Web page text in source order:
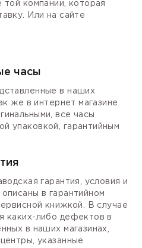
компании, которая
Или на сайте
часы
в наших
же в интернет магазине
все часы
упаковкой, гарантийным
гарантия, условия и
в гарантийном
книжкой. В случае
каких-либо дефектов в
в наших магазинах,
указанные